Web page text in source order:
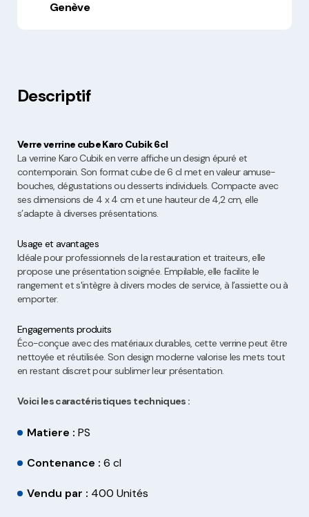
Genève
Descriptif
Verre verrine cube Karo Cubik 6cl
La verrine Karo Cubik en verre affiche un design épuré et
contemporain. Son format cube de 6 cl met en valeur amuse-
bouches, dégustations ou desserts individuels. Compacte avec
ses dimensions de 4 x 4 cm et une hauteur de 4,2 cm, elle
s’adapte à diverses présentations.
Usage et avantages
Idéale pour professionnels de la restauration et traiteurs, elle
propose une présentation soignée. Empilable, elle facilite le
rangement et s'intègre à divers modes de service, à l’assiette ou à
emporter.
Engagements produits
Éco-conçue avec des matériaux durables, cette verrine peut être
nettoyée et réutilisée. Son design moderne valorise les mets tout
en restant discret pour sublimer leur présentation.
Voici les caractéristiques techniques :
Matiere : PS
Contenance : 6 cl
Vendu par : 400 Unités